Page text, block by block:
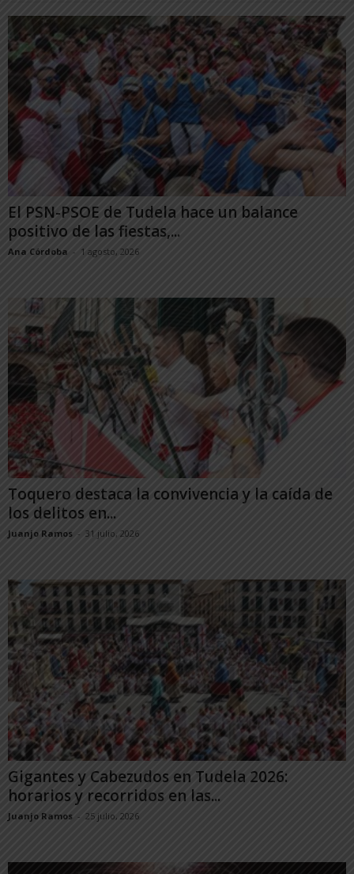
El PSN-PSOE de Tudela hace un balance
positivo de las fiestas,...
Ana Córdoba - 1 agosto, 2026
Toquero destaca la convivencia y la caída de
los delitos en...
Juanjo Ramos - 31 julio, 2026
Gigantes y Cabezudos en Tudela 2026:
horarios y recorridos en las...
Juanjo Ramos - 25 julio, 2026